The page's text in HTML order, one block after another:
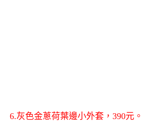
6.灰色金蔥荷葉邊小外套，390元。